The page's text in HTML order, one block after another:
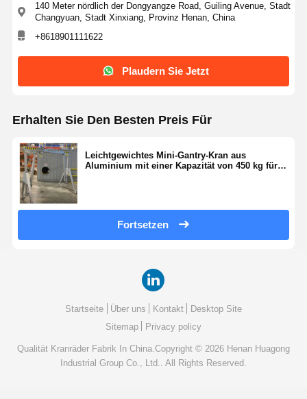
140 Meter nördlich der Dongyangze Road, Guiling Avenue, Stadt
Changyuan, Stadt Xinxiang, Provinz Henan, China
+8618901111622
Plaudern Sie Jetzt
Erhalten Sie Den Besten Preis Für
Leichtgewichtes Mini-Gantry-Kran aus
Aluminium mit einer Kapazität von 450 kg für
Fortsetzen
Startseite Über uns Kontakt
Desktop Site
Sitemap
Privacy policy
Qualität Kranräder Fabrik In China.Copyright © 2026 Henan Huagong
Industrial Group Co., Ltd.. All Rights Reserved.